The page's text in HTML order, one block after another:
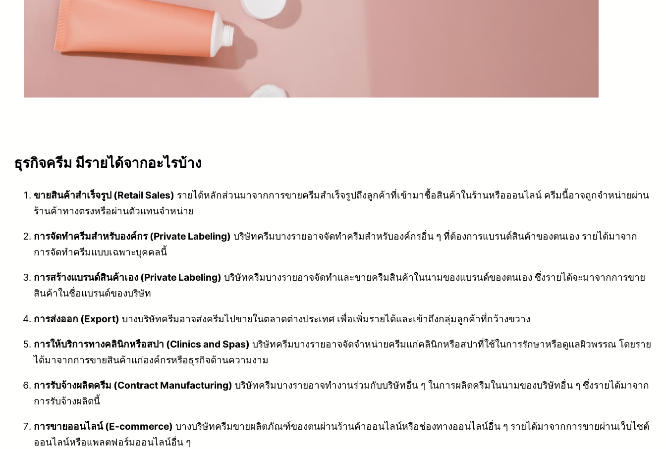
ธุรกิจครีม มีรายได้จากอะไรบ้าง
ขายสินค้าสำเร็จรูป (Retail Sales) รายได้หลักส่วนมาจากการขายครีมสำเร็จรูปถึงลูกค้าที่เข้ามาชื้อสินค้าในร้านหรือออนไลน์ ครีมนี้อาจถูกจำหน่ายผ่าน
ร้านค้าทางตรงหรือผ่านตัวแทนจำหน่าย
การจัดทำครีมสำหรับองค์กร (Private Labeling) บริษัทครีมบางรายอาจจัดทำครีมสำหรับองค์กรอื่น ๆ ที่ต้องการแบรนด์สินค้าของตนเอง รายได้มาจาก
การจัดทำครีมแบบเฉพาะบุคคลนี้
การสร้างแบรนด์สินค้าเอง (Private Labeling) บริษัทครีมบางรายอาจจัดทำและขายครีมสินค้าในนามของแบรนด์ของตนเอง ซึ่งรายได้จะมาจากการขาย
สินค้าในชื่อแบรนด์ของบริษัท
การส่งออก (Export) บางบริษัทครีมอาจส่งครีมไปขายในตลาดต่างประเทศ เพื่อเพิ่มรายได้และเข้าถึงกลุ่มลูกค้าที่กว้างขวาง
การให้บริการทางคลินิกหรือสปา (Clinics and Spas) บริษัทครีมบางรายอาจจัดจำหน่ายครีมแก่คลินิกหรือสปาที่ใช้ในการรักษาหรือดูแลผิวพรรณ โดยราย
ได้มาจากการขายสินค้าแก่องค์กรหรือธุรกิจด้านความงาม
การรับจ้างผลิตครีม (Contract Manufacturing) บริษัทครีมบางรายอาจทำงานร่วมกับบริษัทอื่น ๆ ในการผลิตครีมในนามของบริษัทอื่น ๆ ซึ่งรายได้มาจาก
การรับจ้างผลิตนี้
การขายออนไลน์ (E-commerce) บางบริษัทครีมขายผลิตภัณฑ์ของตนผ่านร้านค้าออนไลน์หรือช่องทางออนไลน์อื่น ๆ รายได้มาจากการขายผ่านเว็บไซต์
ออนไลน์หรือแพลตฟอร์มออนไลน์อื่น ๆ